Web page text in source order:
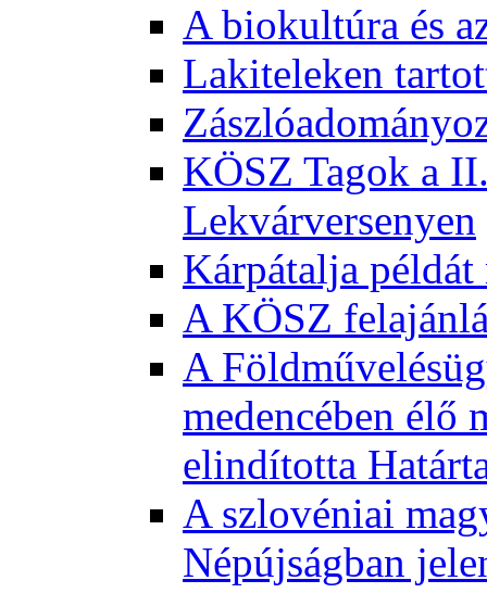
A biokultúra és
Lakiteleken
KÖSZ Tagok a
Lekvárversenyen
Kárpátalja példát
A KÖSZ
A
medencében élő
elindította
A szlovéniai
Népújságban